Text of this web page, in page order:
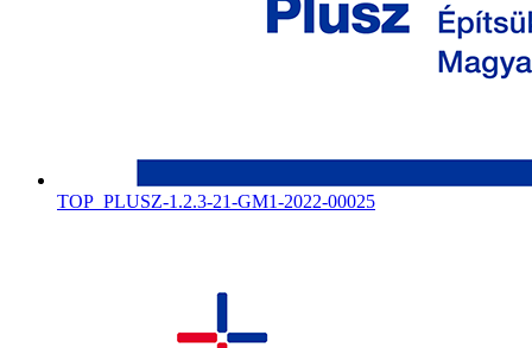
TOP_PLUSZ-1.2.3-21-GM1-2022-00025